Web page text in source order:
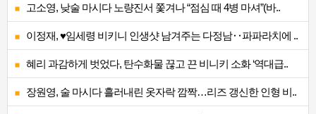
고소영, 낮술 마시다 노량진서 쫓겨나 “점심 때 4병 마셔”(바..
이정재, ♥임세령 비키니 인생샷 남겨주는 다정남‥파파라치에 ..
혜리 과감하게 벗었다, 탄수화물 끊고 끈 비니키 소화 ‘역대급..
장원영, 술 마시다 흘러내린 옷자락 깜짝…리즈 갱신한 인형 비..